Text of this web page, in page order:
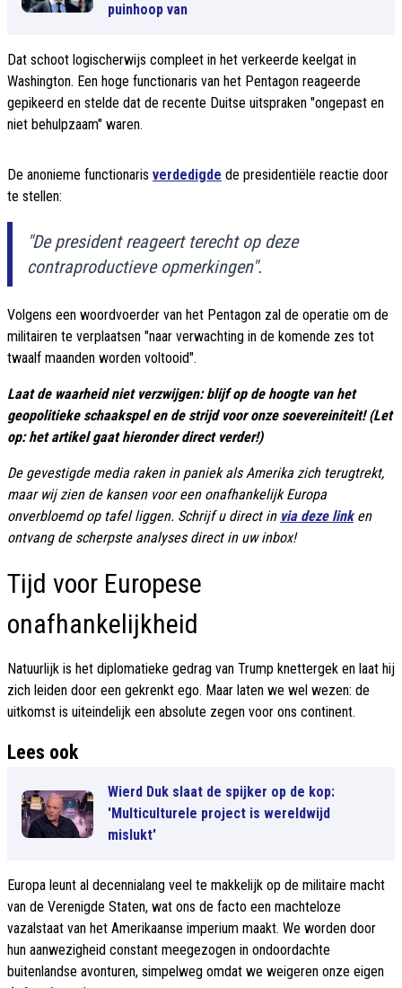
puinhoop van
Dat schoot logischerwijs compleet in het verkeerde keelgat in
Washington. Een hoge functionaris van het Pentagon reageerde
gepikeerd en stelde dat de recente Duitse uitspraken "ongepast en
niet behulpzaam" waren.
De anonieme functionaris verdedigde de presidentiële reactie door
te stellen:
"De president reageert terecht op deze
contraproductieve opmerkingen".
Volgens een woordvoerder van het Pentagon zal de operatie om de
militairen te verplaatsen "naar verwachting in de komende zes tot
twaalf maanden worden voltooid".
Laat de waarheid niet verzwijgen: blijf op de hoogte van het
geopolitieke schaakspel en de strijd voor onze soevereiniteit! (Let
op: het artikel gaat hieronder direct verder!)
De gevestigde media raken in paniek als Amerika zich terugtrekt,
maar wij zien de kansen voor een onafhankelijk Europa
onverbloemd op tafel liggen. Schrijf u direct in via deze linken
ontvang de scherpste analyses direct in uw inbox!
Tijd voor Europese
onafhankelijkheid
Natuurlijk is het diplomatieke gedrag van Trump knettergek en laat hij
zich leiden door een gekrenkt ego. Maar laten we wel wezen: de
uitkomst is uiteindelijk een absolute zegen voor ons continent.
Lees ook
Wierd Duk slaat de spijker op de kop:
'Multiculturele project is wereldwijd
mislukt'
Europa leunt al decennialang veel te makkelijk op de militaire macht
van de Verenigde Staten, wat ons de facto een machteloze
vazalstaat van het Amerikaanse imperium maakt. We worden door
hun aanwezigheid constant meegezogen in ondoordachte
buitenlandse avonturen, simpelweg omdat we weigeren onze eigen